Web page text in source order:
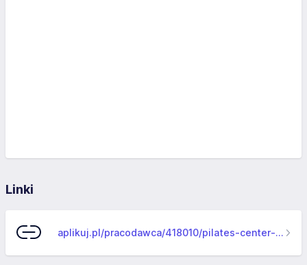
Linki
aplikuj.pl/pracodawca/418010/pilates-center-magdalena-brus